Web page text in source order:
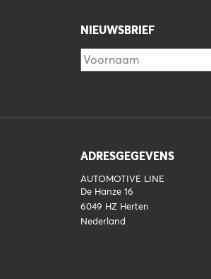
NIEUWSBRIEF
ADRESGEGEVENS
AUTOMOTIVE LINE
De Hanze 16
6049 HZ Herten
Nederland